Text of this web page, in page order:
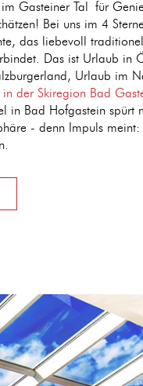
Gasteiner Tal für
Bei uns im 4
das liebevoll
Das ist Urlaub in
Urlaub im
der Skiregion Bad
in Bad Hofgastein spürt
- denn Impuls meint: